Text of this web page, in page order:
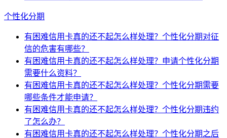
个性化分期
有困难信用卡真的还不起怎么样处理？个性化分期对征
信的危害有哪些？
有困难信用卡真的还不起怎么样处理？申请个性化分期
需要什么资料？
有困难信用卡真的还不起怎么样处理？个性化分期需要
哪些条件才能申请？
有困难信用卡真的还不起怎么样处理？个性化分期违约
了怎么办？
有困难信用卡真的还不起怎么样处理？个性化分期之后